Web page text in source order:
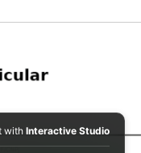
DE
pelo Detran-SP Ter o
dos piores transtornos
withInteractive Studio